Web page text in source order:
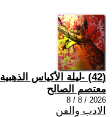
(42) -ليلة الأكياس الذهبية- سيرة سطو صنع الأساطير
معتصم الصالح
2026 / 8 / 8
الادب والفن